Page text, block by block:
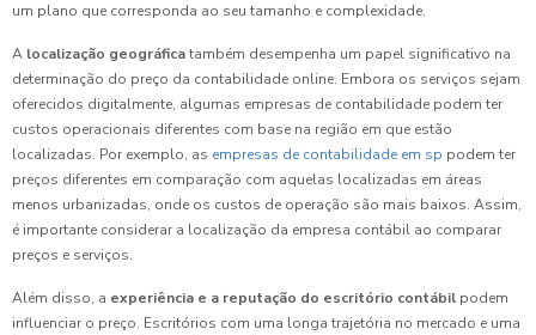
um plano que corresponda ao seu tamanho e complexidade.
A localização geográficatambém desempenha um papel significativo na
determinação do preço da contabilidade online. Embora os serviços sejam
oferecidos digitalmente, algumas empresas de contabilidade podem ter
custos operacionais diferentes com base na região em que estão
localizadas. Por exemplo, as empresas de contabilidade em sp podem ter
preços diferentes em comparação com aquelas localizadas em áreas
menos urbanizadas, onde os custos de operação são mais baixos. Assim,
é importante considerar a localização da empresa contábil ao comparar
preços e serviços.
Além disso, a experiência e a reputação do escritório contábil podem
influenciar o preço. Escritórios com uma longa trajetória no mercado e uma